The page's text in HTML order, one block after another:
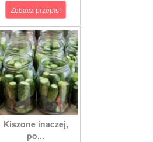
Zobacz przepis!
Kiszone inaczej,
po...